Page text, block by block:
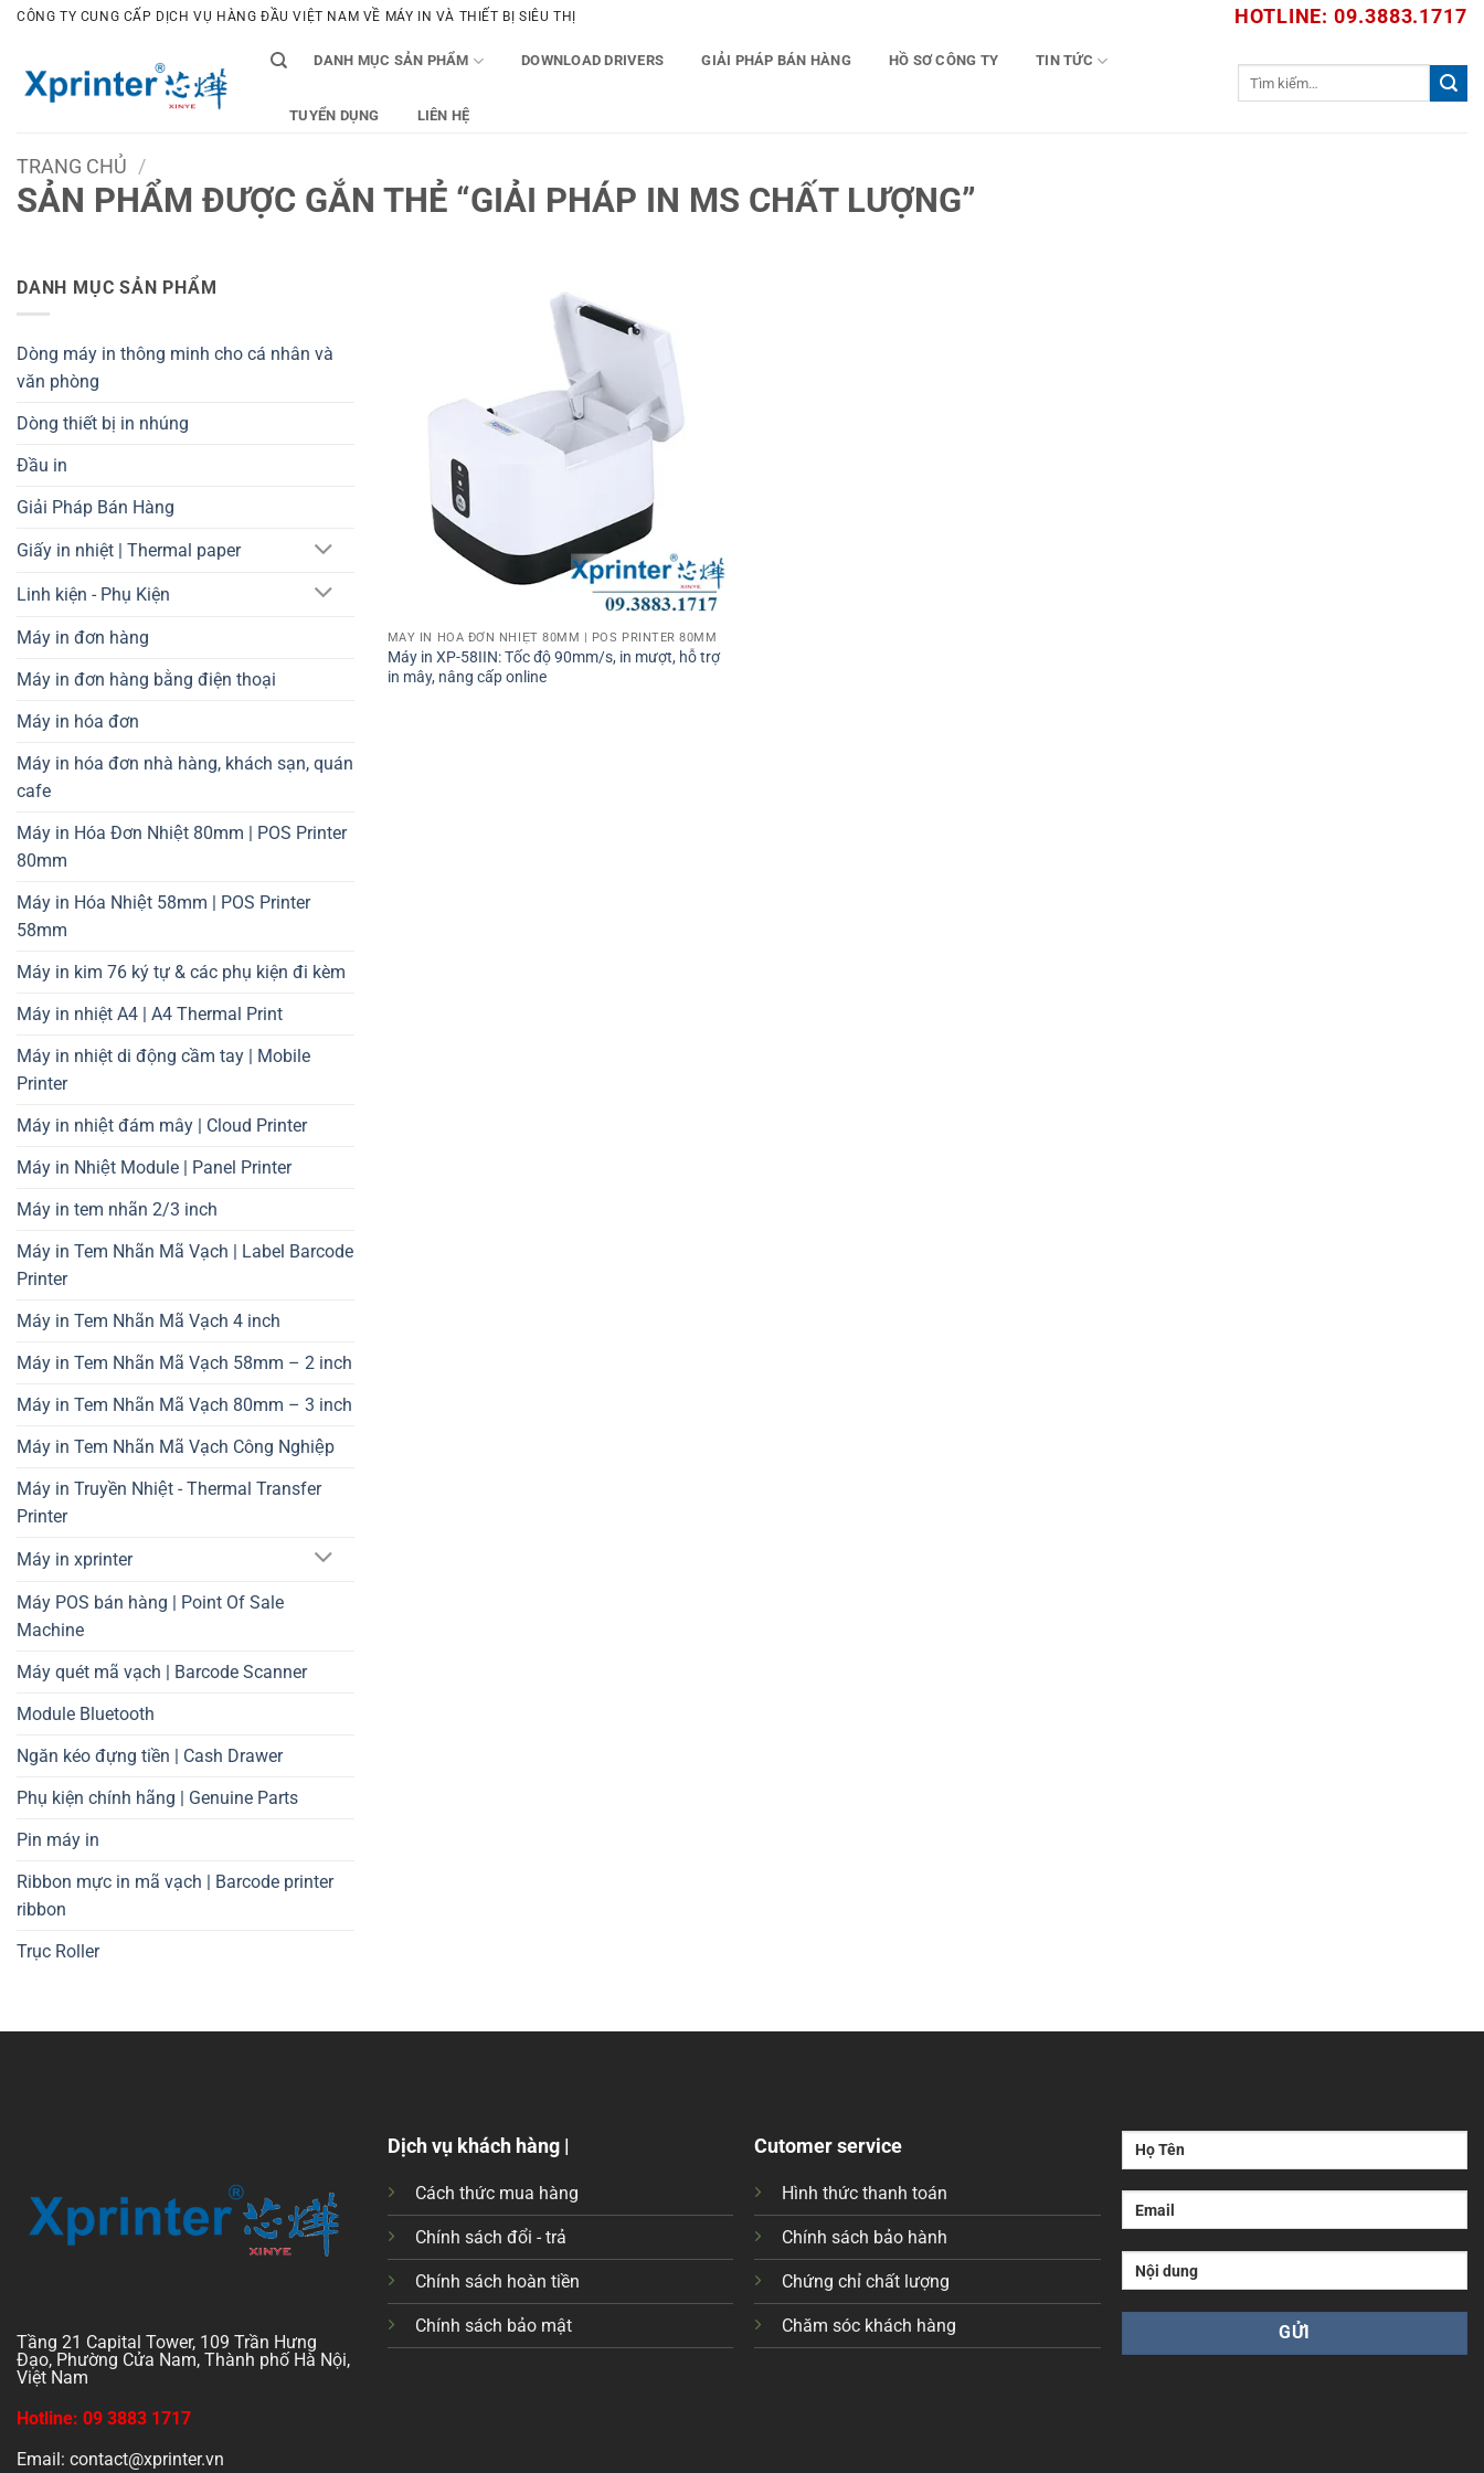
Bỏ
dung
CÔNG TY CUNG CẤP DỊCH VỤ HÀNG ĐẦU VIỆT NAM VỀ MÁY IN VÀ THIẾT BỊ SIÊU THỊ HOTLINE: 09.3883.1717
DANH MỤC SẢN PHẨM DOWNLOAD DRIVERS GIẢI PHÁP BÁN HÀNG HỒ SƠ CÔNG TY TIN TỨC
TUYỂN DỤNG LIÊN HỆ
TRANG CHỦ /
SẢN PHẨM ĐƯỢC GẮN THẺ “GIẢI PHÁP IN MS CHẤT LƯỢNG”
DANH MỤC SẢN PHẨM
Dòng máy in thông minh cho cá nhân và
văn phòng
Dòng thiết bị in nhúng
Đầu in
Giải Pháp Bán Hàng
Giấy in nhiệt | Thermal paper
Linh kiện - Phụ Kiện
Máy in đơn hàng
Máy in đơn hàng bằng điện thoại
Máy in hóa đơn
Máy in hóa đơn nhà hàng, khách sạn, quán
cafe
Máy in Hóa Đơn Nhiệt 80mm | POS Printer
80mm
Máy in Hóa Nhiệt 58mm | POS Printer
58mm
Máy in kim 76 ký tự & các phụ kiện đi kèm
Máy in nhiệt A4 | A4 Thermal Print
Máy in nhiệt di động cầm tay | Mobile
Printer
Máy in nhiệt đám mây | Cloud Printer
Máy in Nhiệt Module | Panel Printer
Máy in tem nhãn 2/3 inch
Máy in Tem Nhãn Mã Vạch | Label Barcode
Printer
Máy in Tem Nhãn Mã Vạch 4 inch
Máy in Tem Nhãn Mã Vạch 58mm – 2 inch
Máy in Tem Nhãn Mã Vạch 80mm – 3 inch
Máy in Tem Nhãn Mã Vạch Công Nghiệp
Máy in Truyền Nhiệt - Thermal Transfer
Printer
Máy in xprinter
Máy POS bán hàng | Point Of Sale
Machine
Máy quét mã vạch | Barcode Scanner
Module Bluetooth
Ngăn kéo đựng tiền | Cash Drawer
Phụ kiện chính hãng | Genuine Parts
Pin máy in
Ribbon mực in mã vạch | Barcode printer
ribbon
Trục Roller
MÁY IN HÓA ĐƠN NHIỆT 80MM | POS PRINTER 80MM
Máy in XP-58IIN: Tốc độ 90mm/s, in mượt, hỗ trợ
in mây, nâng cấp online
Tầng 21 Capital Tower, 109 Trần Hưng
Đạo, Phường Cửa Nam, Thành phố Hà Nội,
Việt Nam
Hotline: 09 3883 1717
Email: contact@xprinter.vn
Dịch vụ khách hàng |
Cách thức mua hàng
Chính sách đổi - trả
Chính sách hoàn tiền
Chính sách bảo mật
Cutomer service
Hình thức thanh toán
Chính sách bảo hành
Chứng chỉ chất lượng
Chăm sóc khách hàng